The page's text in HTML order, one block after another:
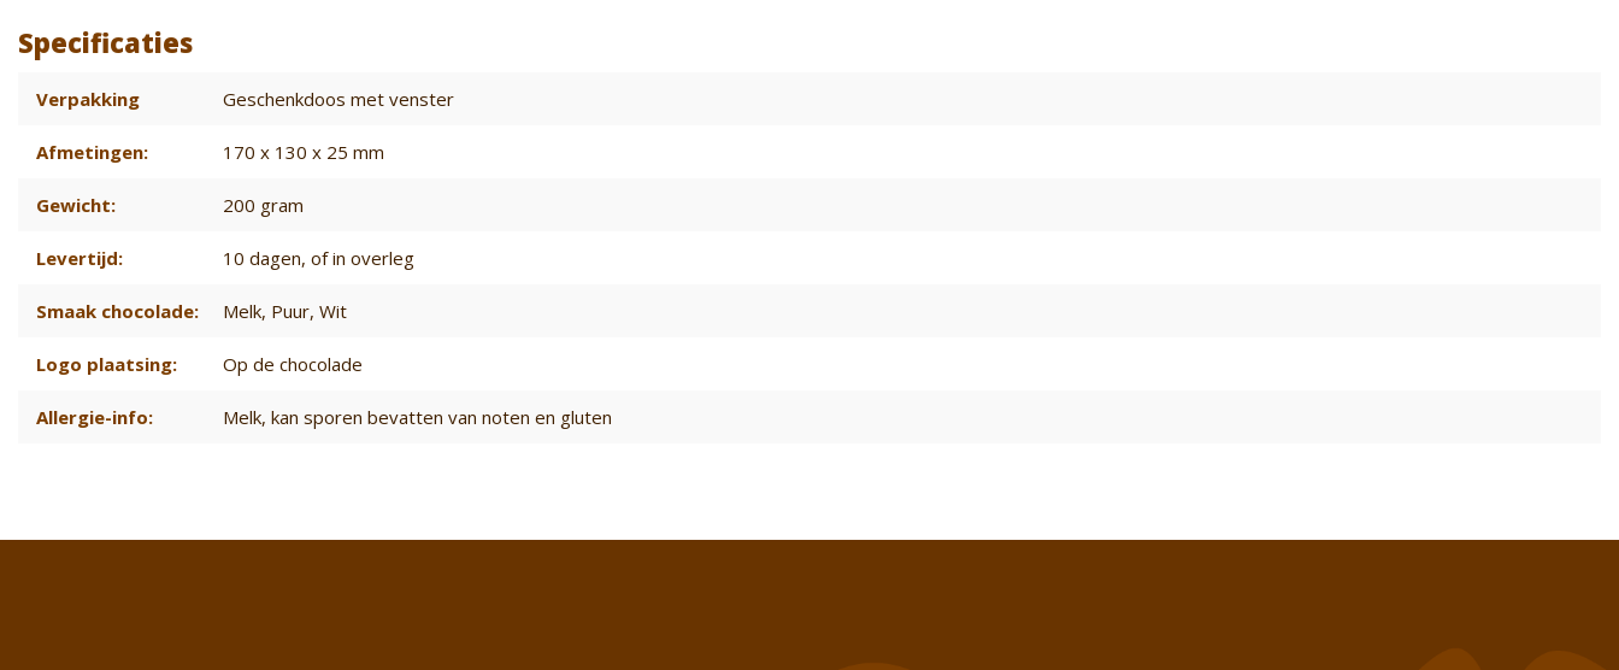
Specificaties
Verpakking Geschenkdoos met venster
Afmetingen: 170 x 130 x 25 mm
Gewicht: 200 gram
Levertijd: 10 dagen, of in overleg
Smaak chocolade: Melk, Puur, Wit
Logo plaatsing: Op de chocolade
Allergie-info: Melk, kan sporen bevatten van noten en gluten